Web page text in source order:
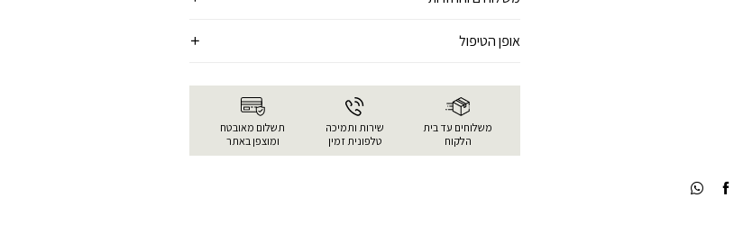
אופן הטיפול
משלוחים עד בית
הלקוח
שירות ותמיכה
טלפונית זמין
תשלום מאובטח
ומוצפן באתר